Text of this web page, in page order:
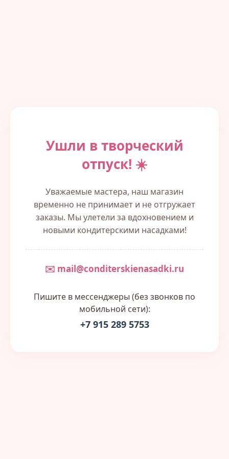
Ушли в творческий
отпуск! ☀️
Уважаемые мастера, наш магазин
временно не принимает и не отгружает
заказы. Мы улетели за вдохновением и
новыми кондитерскими насадками!
✉️ mail@conditerskienasadki.ru
Пишите в мессенджеры (без звонков по
мобильной сети):
+7 915 289 5753